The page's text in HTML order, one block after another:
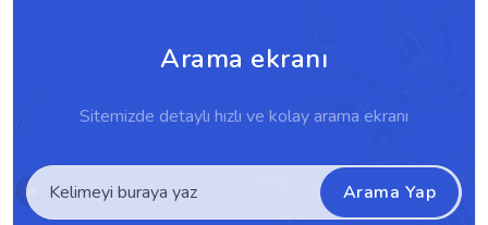
Arama ekranı
Sitemizde detaylı hızlı ve kolay arama ekranı
Arama Yap